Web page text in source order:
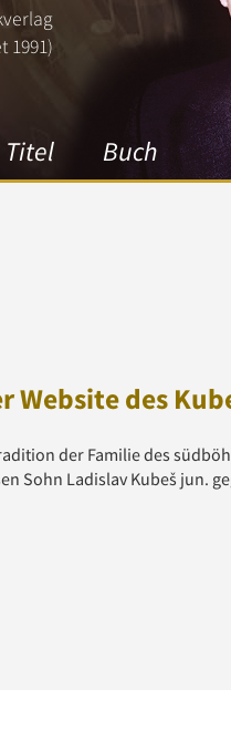
1991)
Titel Buch
des
der Familie des
Sohn Ladislav Kubeš jun.